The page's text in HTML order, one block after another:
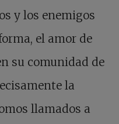
y los enemigos
el amor de
su comunidad de
la
llamados a